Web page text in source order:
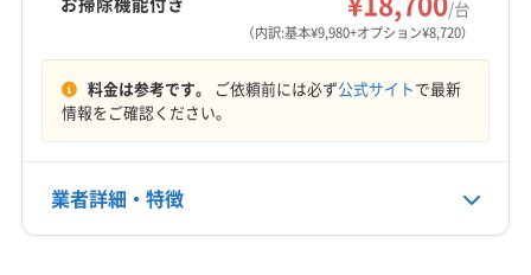
日野郡日野町
八頭郡若桜町
八頭郡智頭町
八頭郡八頭町
(兵庫県) たつの市
(兵庫県) 加古川市
(兵庫県) 佐用郡佐用町
(兵庫県) 赤穂郡上郡町
(岡山県) 英田郡西粟倉村
営業時間
10:00〜19:00
/台
（内訳:基本¥9,980+オプション¥8,720）
料金は参考です。 ご依頼前には必ず公式サイトで最新
情報をご確認ください。
業者詳細・特徴